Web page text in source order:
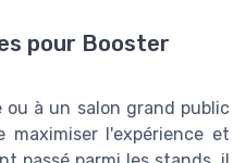
pour Booster
à un salon grand public
maximiser l'expérience et